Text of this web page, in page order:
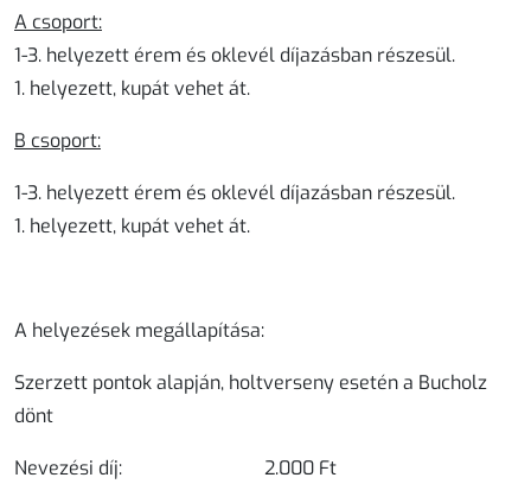
A csoport:
1-3. helyezett érem és oklevél díjazásban részesül.
1. helyezett, kupát vehet át.
B csoport:
1-3. helyezett érem és oklevél díjazásban részesül.
1. helyezett, kupát vehet át.
A helyezések megállapítása:
Szerzett pontok alapján, holtverseny esetén a Bucholz
dönt
Nevezési díj: 2.000 Ft